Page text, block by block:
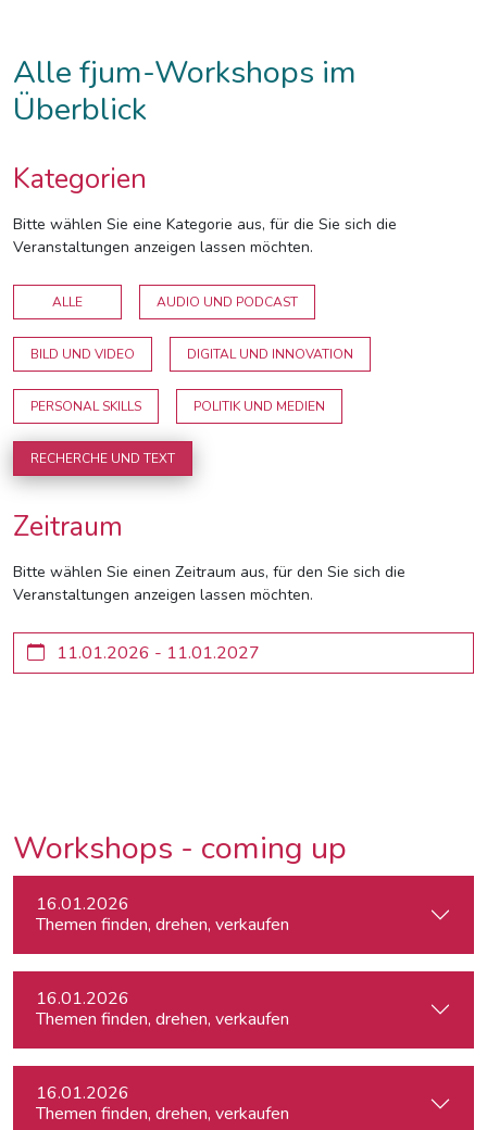
Alle fjum-Workshops im
Überblick
Kategorien
Bitte wählen Sie eine Kategorie aus, für die Sie sich die
Veranstaltungen anzeigen lassen möchten.
ALLE AUDIO UND PODCAST
BILD UND VIDEO DIGITAL UND INNOVATION
PERSONAL SKILLS POLITIK UND MEDIEN
RECHERCHE UND TEXT
Zeitraum
Bitte wählen Sie einen Zeitraum aus, für den Sie sich die
Veranstaltungen anzeigen lassen möchten.
Workshops - coming up
16.01.2026
Themen finden, drehen, verkaufen
16.01.2026
Themen finden, drehen, verkaufen
16.01.2026
Themen finden, drehen, verkaufen